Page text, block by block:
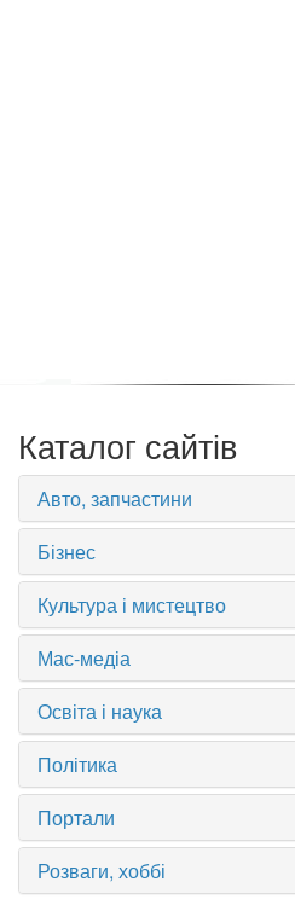
Каталог сайтів
Авто, запчастини
Бізнес
Культура і мистецтво
Мас-медіа
Освіта і наука
Політика
Портали
Розваги, хоббі